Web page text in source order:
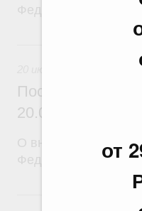
от
Постановление
20.07.2026 г. №
О внесении
Федерации от 1